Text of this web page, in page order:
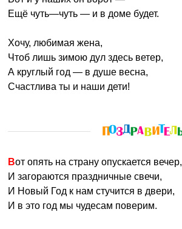
Ещё чуть—чуть — и в доме будет.
Хочу, любимая жена,
Чтоб лишь зимою дул здесь ветер,
А круглый год — в душе весна,
Счастлива ты и наши дети!
Вот опять на страну опускается вечер,
И загораются праздничные свечи,
И Новый Год к нам стучится в двери,
И в это год мы чудесам поверим.